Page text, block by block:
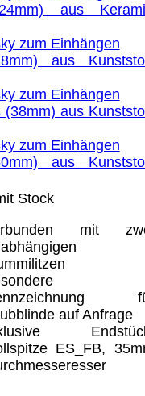
aus
aus
aus
aus
mit
auf Anfrage
ES_FB,